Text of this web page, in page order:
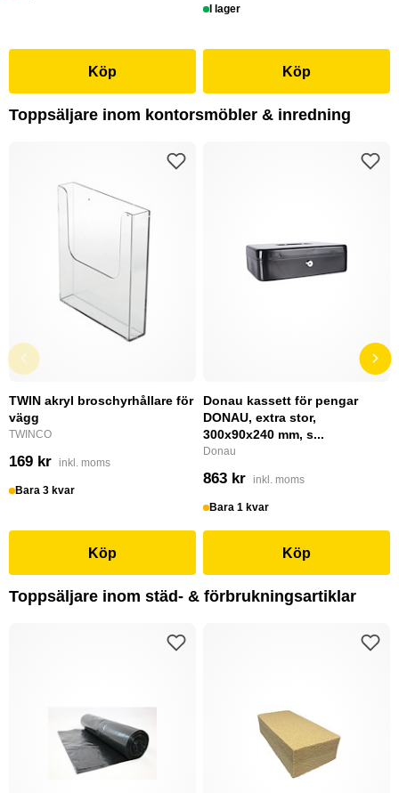
Köp
I lager
Köp
Toppsäljare inom kontorsmöbler & inredning
TWIN akryl broschyrhållare för
vägg
TWINCO
169 kr inkl. moms
Bara 3 kvar
Köp
Donau kassett för pengar
DONAU, extra stor,
300x90x240 mm, s...
Donau
863 kr inkl. moms
Bara 1 kvar
Köp
Toppsäljare inom städ- & förbrukningsartiklar